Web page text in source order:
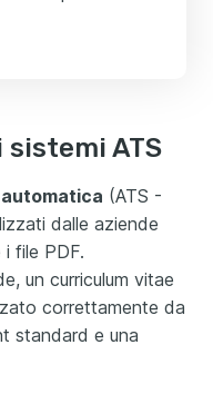
ATS
(ATS -
dalle aziende
file PDF.
un curriculum vitae
correttamente da
standard e una